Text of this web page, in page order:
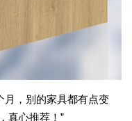
月，别的家具都有点变
真心推荐！”